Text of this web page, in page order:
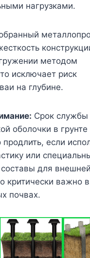
нагрузками.
методом
исключает риск
на глубине.
Срок службы
оболочки в
если
или
для внешней
критически важно
почвах.